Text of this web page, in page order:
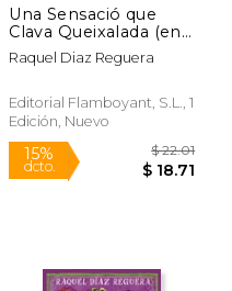
Una Sensació que
Clava Queixalada (en
Catalán)
Raquel Diaz Reguera
Editorial Flamboyant, S.L., 1
Edición, Nuevo